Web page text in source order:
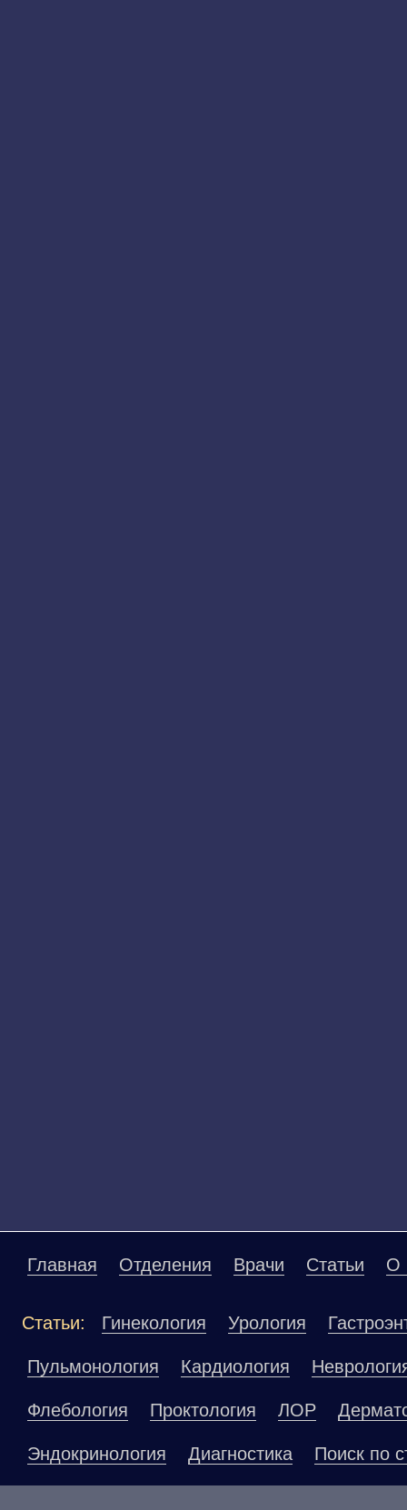
Главная Отделения Врачи Статьи О
Статьи: Гинекология Урология
Пульмонология Кардиология
Флебология Проктология ЛОР
Эндокринология Диагностика Поиск по